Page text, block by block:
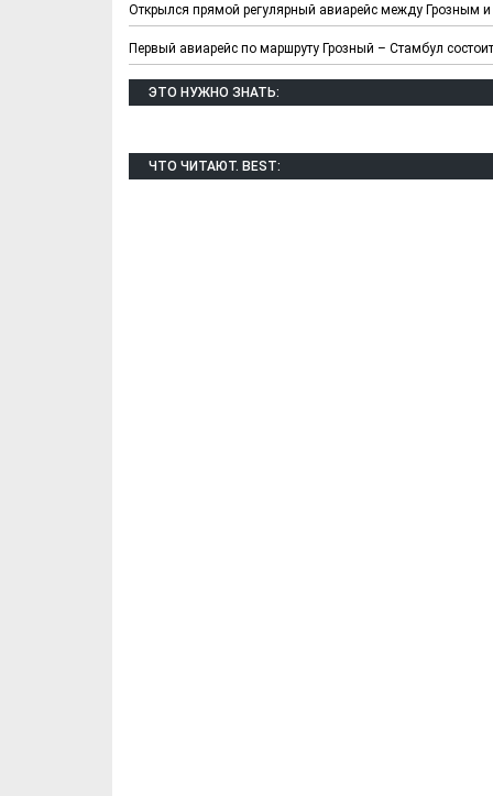
Открылся прямой регулярный авиарейс между Грозным и
Первый авиарейс по маршруту Грозный – Стамбул
ЭТО НУЖНО ЗНАТЬ:
ЧТО ЧИТАЮТ. BEST:
Х. Гапураев. Капкан
для Зелимхана (Отр.
из романа «1овда»)
ЧЕЧНЯ. А.